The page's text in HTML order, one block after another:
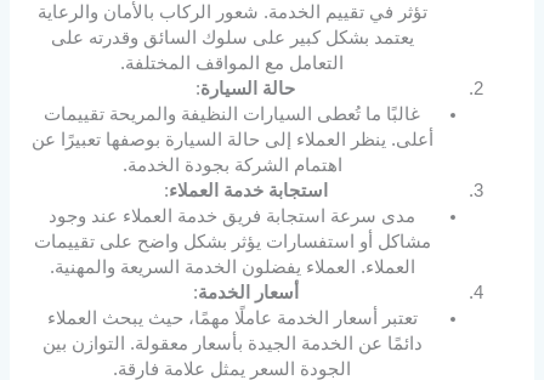
تؤثر في تقييم الخدمة. شعور الركاب بالأمان والرعاية
يعتمد بشكل كبير على سلوك السائق وقدرته على
التعامل مع المواقف المختلفة.
حالة السيارة:
غالبًا ما تُعطى السيارات النظيفة والمريحة تقييمات
أعلى. ينظر العملاء إلى حالة السيارة بوصفها تعبيرًا عن
اهتمام الشركة بجودة الخدمة.
استجابة خدمة العملاء:
مدى سرعة استجابة فريق خدمة العملاء عند وجود
مشاكل أو استفسارات يؤثر بشكل واضح على تقييمات
العملاء. العملاء يفضلون الخدمة السريعة والمهنية.
أسعار الخدمة:
تعتبر أسعار الخدمة عاملًا مهمًا، حيث يبحث العملاء
دائمًا عن الخدمة الجيدة بأسعار معقولة. التوازن بين
الجودة السعر يمثل علامة فارقة.